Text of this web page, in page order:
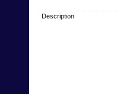
Description